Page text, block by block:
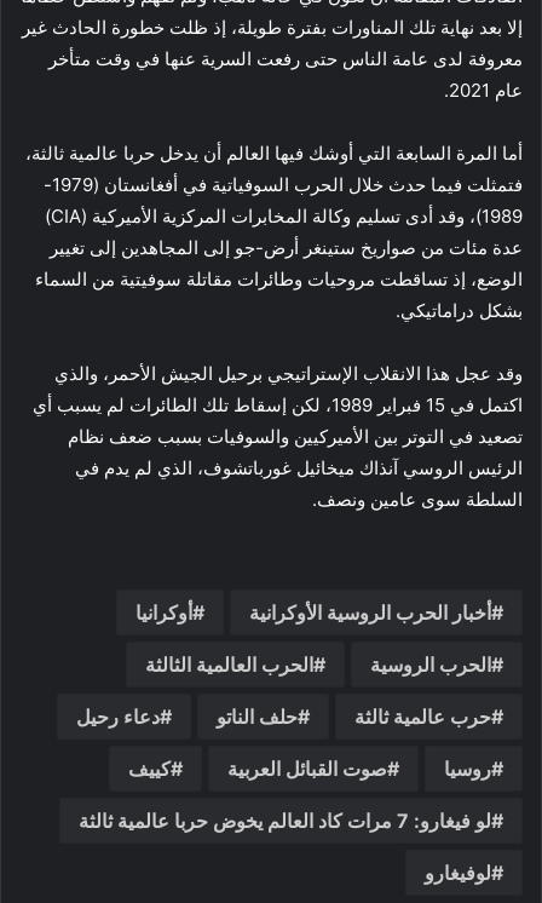
إلا بعد نهاية تلك المناورات بفترة طويلة، إذ ظلت خطورة الحادث غير
معروفة لدى عامة الناس حتى رفعت السرية عنها في وقت متأخر
عام 2021.
أما المرة السابعة التي أوشك فيها العالم أن يدخل حربا عالمية ثالثة،
فتمثلت فيما حدث خلال الحرب السوفياتية في أفغانستان (1979-
1989)، وقد أدى تسليم وكالة المخابرات المركزية الأميركية (CIA)
عدة مئات من صواريخ ستينغر أرض-جو إلى المجاهدين إلى تغيير
الوضع، إذ تساقطت مروحيات وطائرات مقاتلة سوفيتية من السماء
بشكل دراماتيكي.
وقد عجل هذا الانقلاب الإستراتيجي برحيل الجيش الأحمر، والذي
اكتمل في 15 فبراير 1989، لكن إسقاط تلك الطائرات لم يسبب أي
تصعيد في التوتر بين الأميركيين والسوفيات بسبب ضعف نظام
الرئيس الروسي آنذاك ميخائيل غورباتشوف، الذي لم يدم في
السلطة سوى عامين ونصف.
أخبار الحرب الروسية الأوكرانية أوكرانيا
الحرب الروسية الحرب العالمية الثالثة
حرب عالمية ثالثة حلف الناتو دعاء رحيل
روسيا صوت القبائل العربية كييف
لو فيغارو: 7 مرات كاد العالم يخوض حربا عالمية ثالثة
لوفيغارو